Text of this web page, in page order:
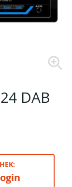
DAB
HEK: